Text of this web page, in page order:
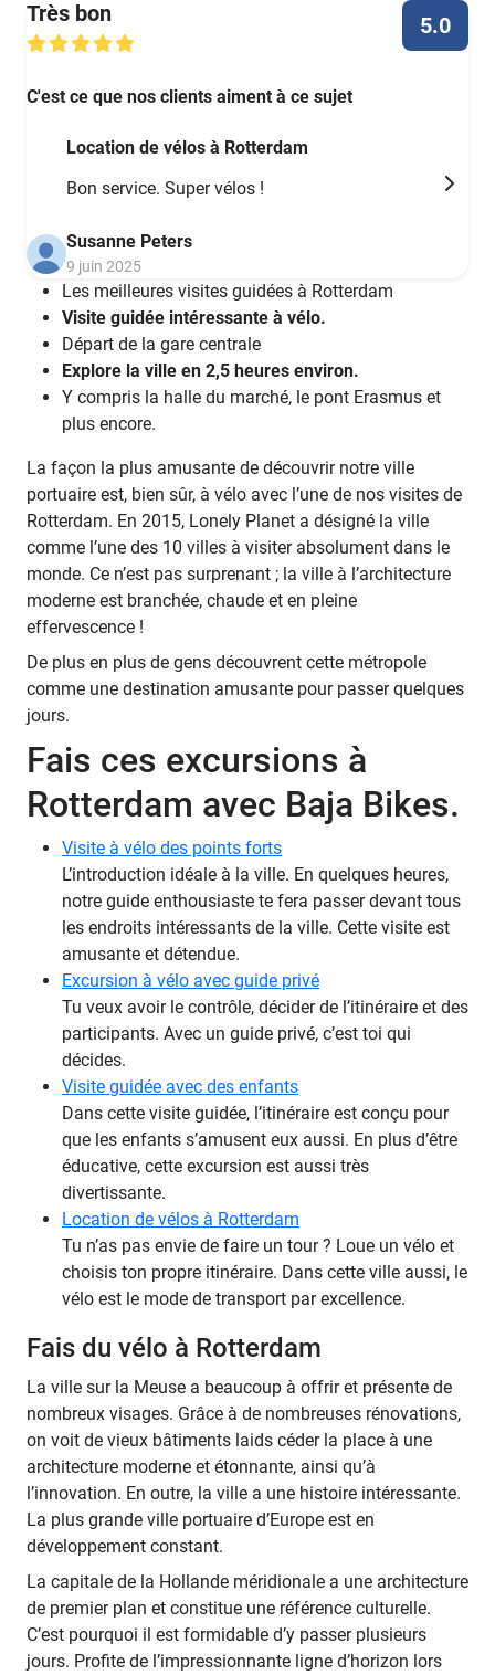
Très bon 5.0
C'est ce que nos clients aiment à ce sujet
Location de vélos à Rotterdam
Bon service. Super vélos !
Susanne Peters
9 juin 2025
Les meilleures visites guidées à Rotterdam
Visite guidée intéressante à vélo.
Départ de la gare centrale
Explore la ville en 2,5 heures environ.
Y compris la halle du marché, le pont Erasmus et
plus encore.
La façon la plus amusante de découvrir notre ville
portuaire est, bien sûr, à vélo avec l’une de nos visites de
Rotterdam. En 2015, Lonely Planet a désigné la ville
comme l’une des 10 villes à visiter absolument dans le
monde. Ce n’est pas surprenant ; la ville à l’architecture
moderne est branchée, chaude et en pleine
effervescence !
De plus en plus de gens découvrent cette métropole
comme une destination amusante pour passer quelques
jours.
Fais ces excursions à
Rotterdam avec Baja Bikes.
Visite à vélo des points forts
L’introduction idéale à la ville. En quelques heures,
notre guide enthousiaste te fera passer devant tous
les endroits intéressants de la ville. Cette visite est
amusante et détendue.
Excursion à vélo avec guide privé
Tu veux avoir le contrôle, décider de l’itinéraire et des
participants. Avec un guide privé, c’est toi qui
décides.
Visite guidée avec des enfants
Dans cette visite guidée, l’itinéraire est conçu pour
que les enfants s’amusent eux aussi. En plus d’être
éducative, cette excursion est aussi très
divertissante.
Location de vélos à Rotterdam
Tu n’as pas envie de faire un tour ? Loue un vélo et
choisis ton propre itinéraire. Dans cette ville aussi, le
vélo est le mode de transport par excellence.
Fais du vélo à Rotterdam
La ville sur la Meuse a beaucoup à offrir et présente de
nombreux visages. Grâce à de nombreuses rénovations,
on voit de vieux bâtiments laids céder la place à une
architecture moderne et étonnante, ainsi qu’à
l’innovation. En outre, la ville a une histoire intéressante.
La plus grande ville portuaire d’Europe est en
développement constant.
La capitale de la Hollande méridionale a une architecture
de premier plan et constitue une référence culturelle.
C’est pourquoi il est formidable d’y passer plusieurs
jours. Profite de l’impressionnante ligne d’horizon lors